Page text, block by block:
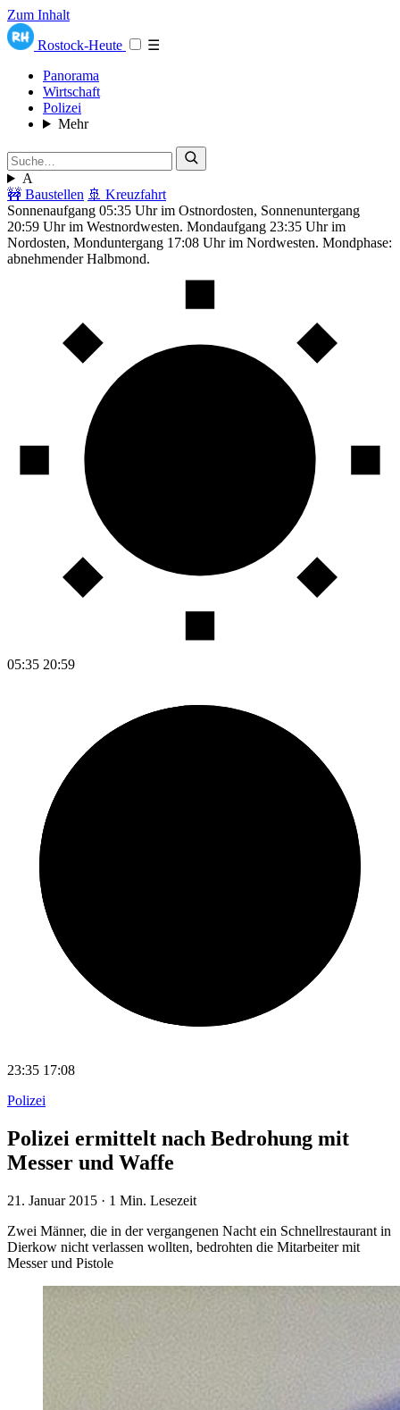
Zum Inhalt
Rostock-Heute
☰
Panorama
Wirtschaft
Polizei
Mehr
A
🚧 Baustellen 🚢 Kreuzfahrt
Sonnenaufgang 05:35 Uhr im Ostnordosten, Sonnenuntergang
20:59 Uhr im Westnordwesten. Mondaufgang 23:35 Uhr im
Nordosten, Monduntergang 17:08 Uhr im Nordwesten. Mondphase:
abnehmender Halbmond.
05:35 20:59
23:35 17:08
Polizei
Polizei ermittelt nach Bedrohung mit
Messer und Waffe
21. Januar 2015 · 1 Min. Lesezeit
Zwei Männer, die in der vergangenen Nacht ein Schnellrestaurant in
Dierkow nicht verlassen wollten, bedrohten die Mitarbeiter mit
Messer und Pistole